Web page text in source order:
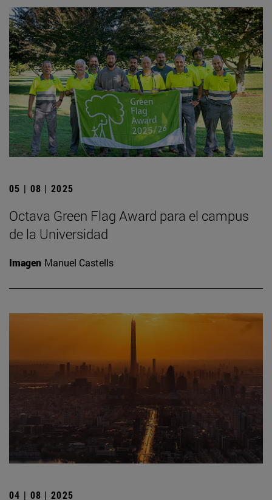
05 | 08 | 2025
Octava Green Flag Award para el campus
de la Universidad
Imagen Manuel Castells
04 | 08 | 2025